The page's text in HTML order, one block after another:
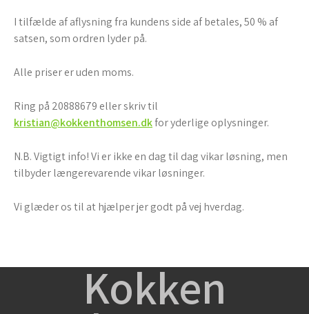
I tilfælde af aflysning fra kundens side af betales, 50 % af
satsen, som ordren lyder på.
Alle priser er uden moms.
Ring på 20888679 eller skriv til
kristian@kokkenthomsen.dkfor yderlige oplysninger.
N.B. Vigtigt info! Vi er ikke en dag til dag vikar løsning, men
tilbyder længerevarende vikar løsninger.
Vi glæder os til at hjælper jer godt på vej hverdag.
Kokken